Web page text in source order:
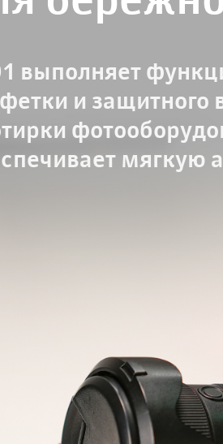
выполняет
и защитного